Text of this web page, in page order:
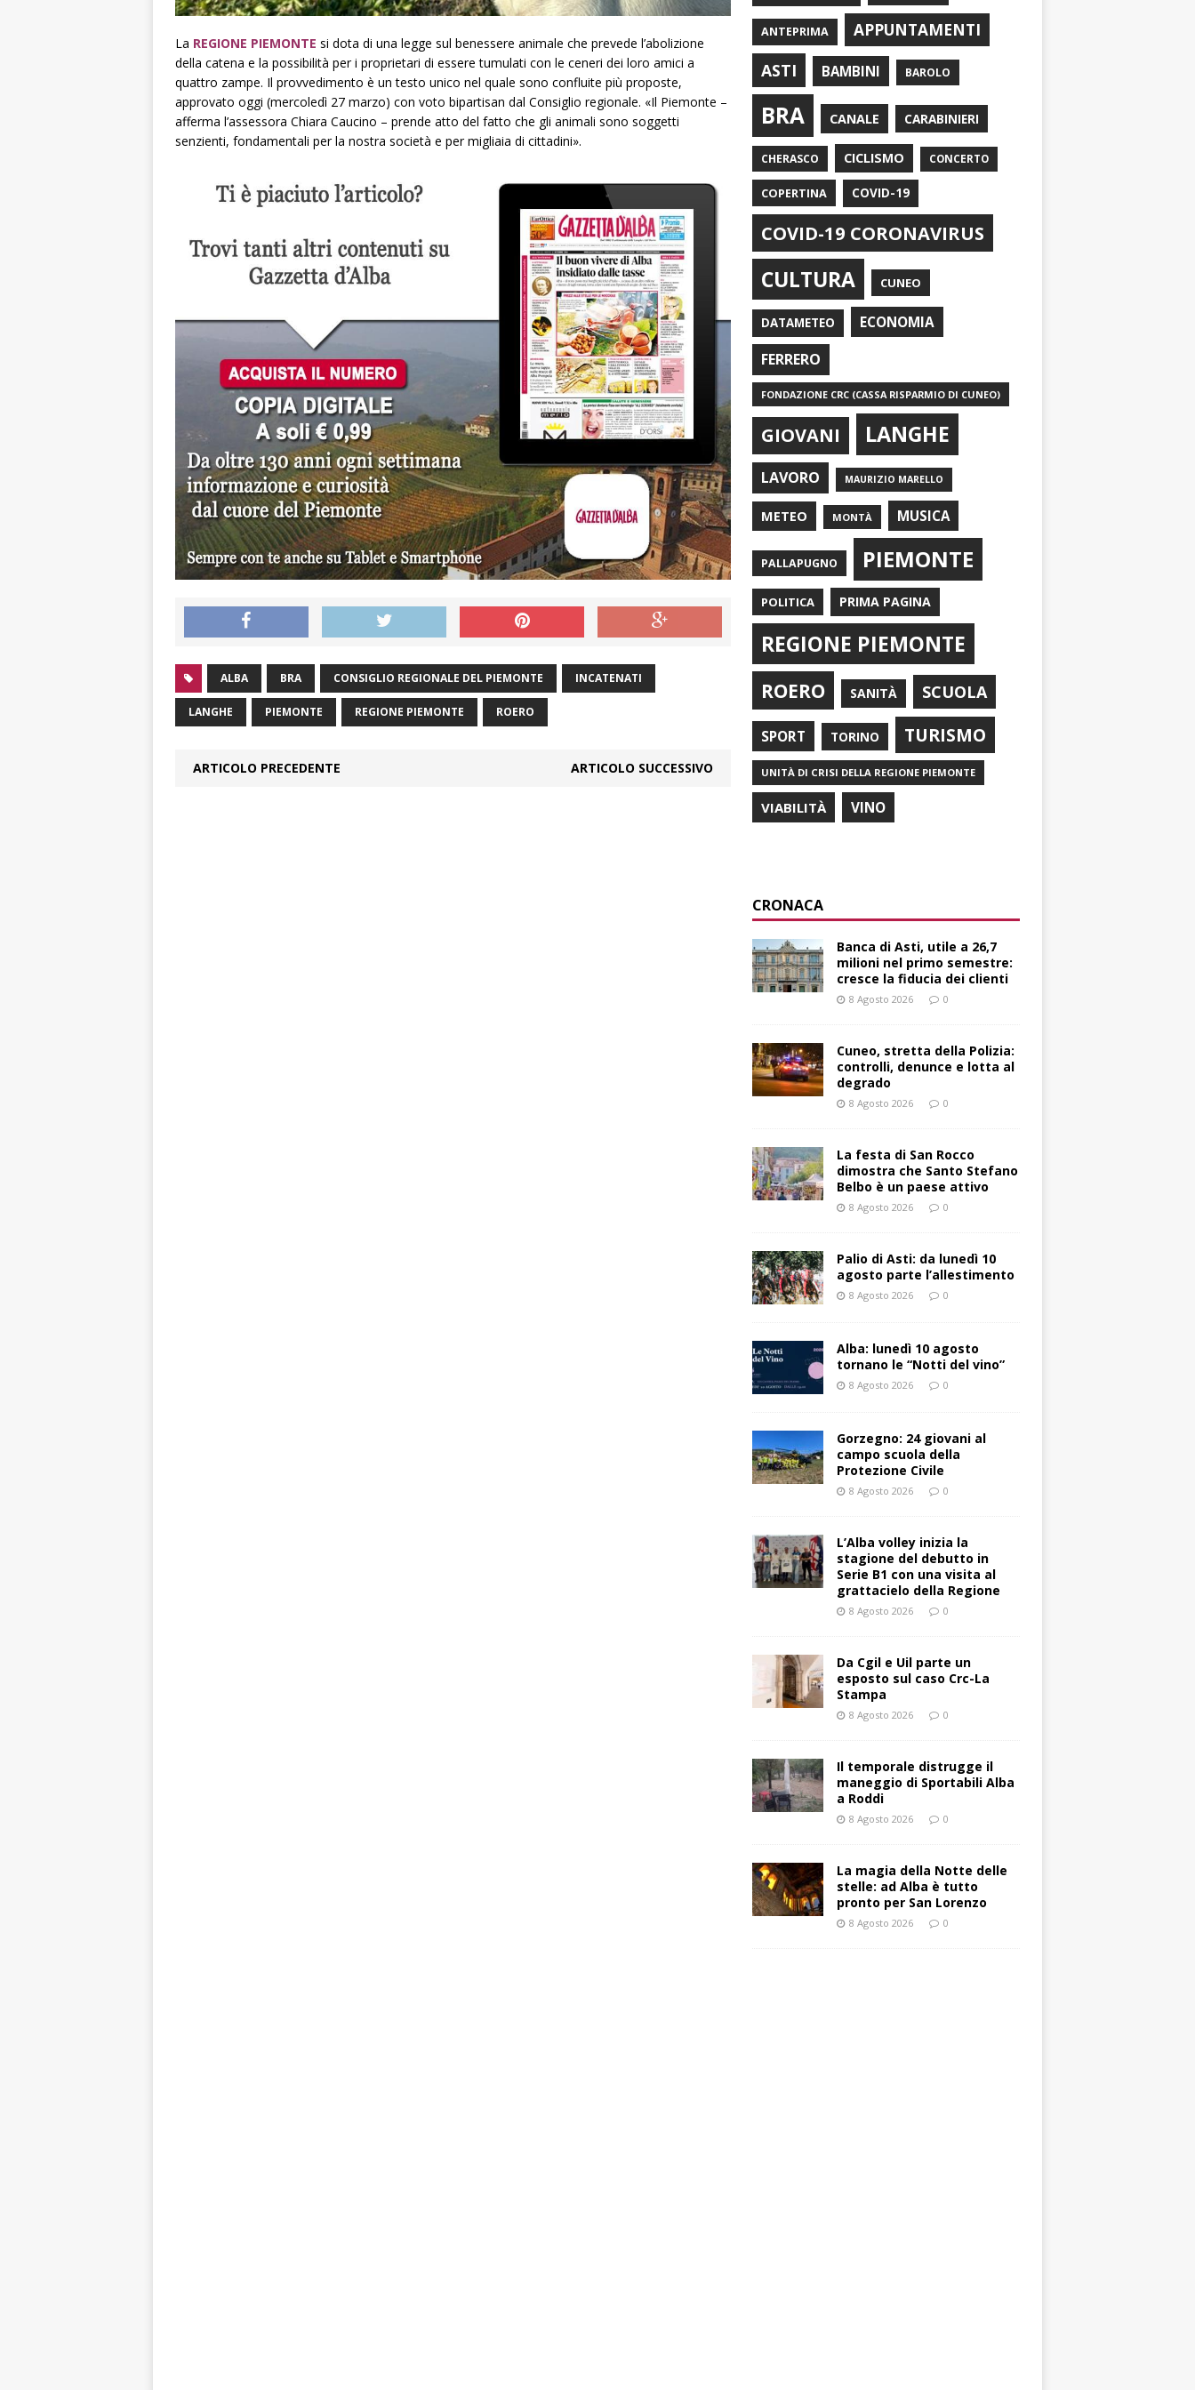
La REGIONE PIEMONTE si dota di una legge sul benessere animale che prevede l’abolizione
della catena e la possibilità per i proprietari di essere tumulati con le ceneri dei loro amici a
quattro zampe. Il provvedimento è un testo unico nel quale sono confluite più proposte,
approvato oggi (mercoledì 27 marzo) con voto bipartisan dal Consiglio regionale. «Il Piemonte –
afferma l’assessora Chiara Caucino – prende atto del fatto che gli animali sono soggetti
senzienti, fondamentali per la nostra società e per migliaia di cittadini».
ALBA BRA CONSIGLIO REGIONALE DEL PIEMONTE INCATENATI
LANGHE PIEMONTE REGIONE PIEMONTE ROERO
ARTICOLO PRECEDENTE ARTICOLO SUCCESSIVO
ANTEPRIMA
APPUNTAMENTI
ASTI
BAMBINI BAROLO
BRA CANALE CARABINIERI
CHERASCO CICLISMO CONCERTO
COPERTINA COVID-19
COVID-19 CORONAVIRUS
CULTURA CUNEO
DATAMETEO ECONOMIA
FERRERO
FONDAZIONE CRC (CASSA RISPARMIO DI CUNEO)
GIOVANI LANGHE
LAVORO MAURIZIO MARELLO
METEO MONTÀ MUSICA
PALLAPUGNO PIEMONTE
POLITICA PRIMA PAGINA
REGIONE PIEMONTE
ROERO SANITÀ SCUOLA
SPORT TORINO TURISMO
UNITÀ DI CRISI DELLA REGIONE PIEMONTE
VIABILITÀ VINO
CRONACA
Banca di Asti, utile a 26,7
milioni nel primo semestre:
cresce la fiducia dei clienti
8 Agosto 2026 0
Cuneo, stretta della Polizia:
controlli, denunce e lotta al
degrado
8 Agosto 2026 0
La festa di San Rocco
dimostra che Santo Stefano
Belbo è un paese attivo
8 Agosto 2026 0
Palio di Asti: da lunedì 10
agosto parte l’allestimento
8 Agosto 2026 0
Alba: lunedì 10 agosto
tornano le “Notti del vino”
8 Agosto 2026 0
Gorzegno: 24 giovani al
campo scuola della
Protezione Civile
8 Agosto 2026 0
L’Alba volley inizia la
stagione del debutto in
Serie B1 con una visita al
grattacielo della Regione
8 Agosto 2026 0
Da Cgil e Uil parte un
esposto sul caso Crc-La
Stampa
8 Agosto 2026 0
Il temporale distrugge il
maneggio di Sportabili Alba
a Roddi
8 Agosto 2026 0
La magia della Notte delle
stelle: ad Alba è tutto
pronto per San Lorenzo
8 Agosto 2026 0